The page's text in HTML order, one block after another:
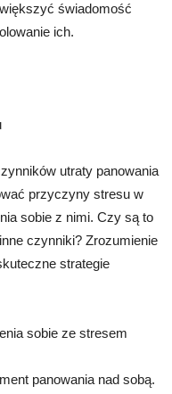
świadomość
ich.
utraty panowania
przyczyny stresu w
sobie z nimi. Czy są to
czynniki? Zrozumienie
strategie
sobie ze stresem
panowania nad sobą.